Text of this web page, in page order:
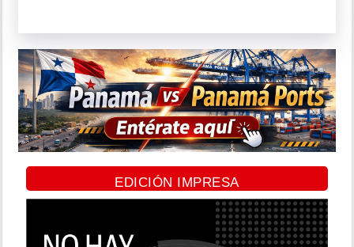
EDICIÓN IMPRESA